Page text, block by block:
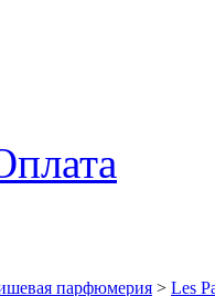
парфюмерия > Les